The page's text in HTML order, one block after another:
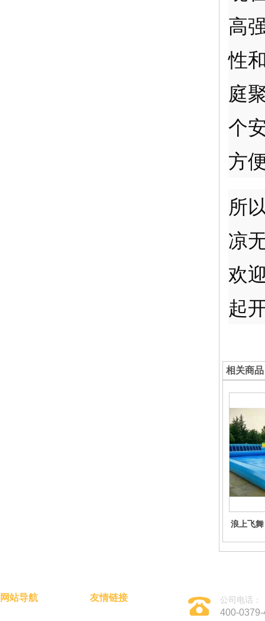
高
性
庭
个
方
所
凉
欢
起
相关商品
浪上飞
网站导航 友情链接 公司电话：
400-